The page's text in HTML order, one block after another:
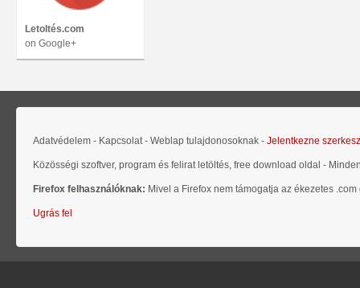
Letoltés.com
on Google+
Adatvédelem - Kapcsolat - Weblap tulajdonosoknak - Jelentkezne
Közösségi szoftver, program és felirat letöltés, free download oldal -
Firefox felhasználóknak: Mivel a Firefox nem támogatja az ékezetes
Ugrás fel